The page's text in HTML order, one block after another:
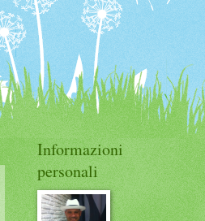
Informazioni
personali